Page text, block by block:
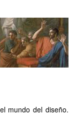
mundo del diseño.